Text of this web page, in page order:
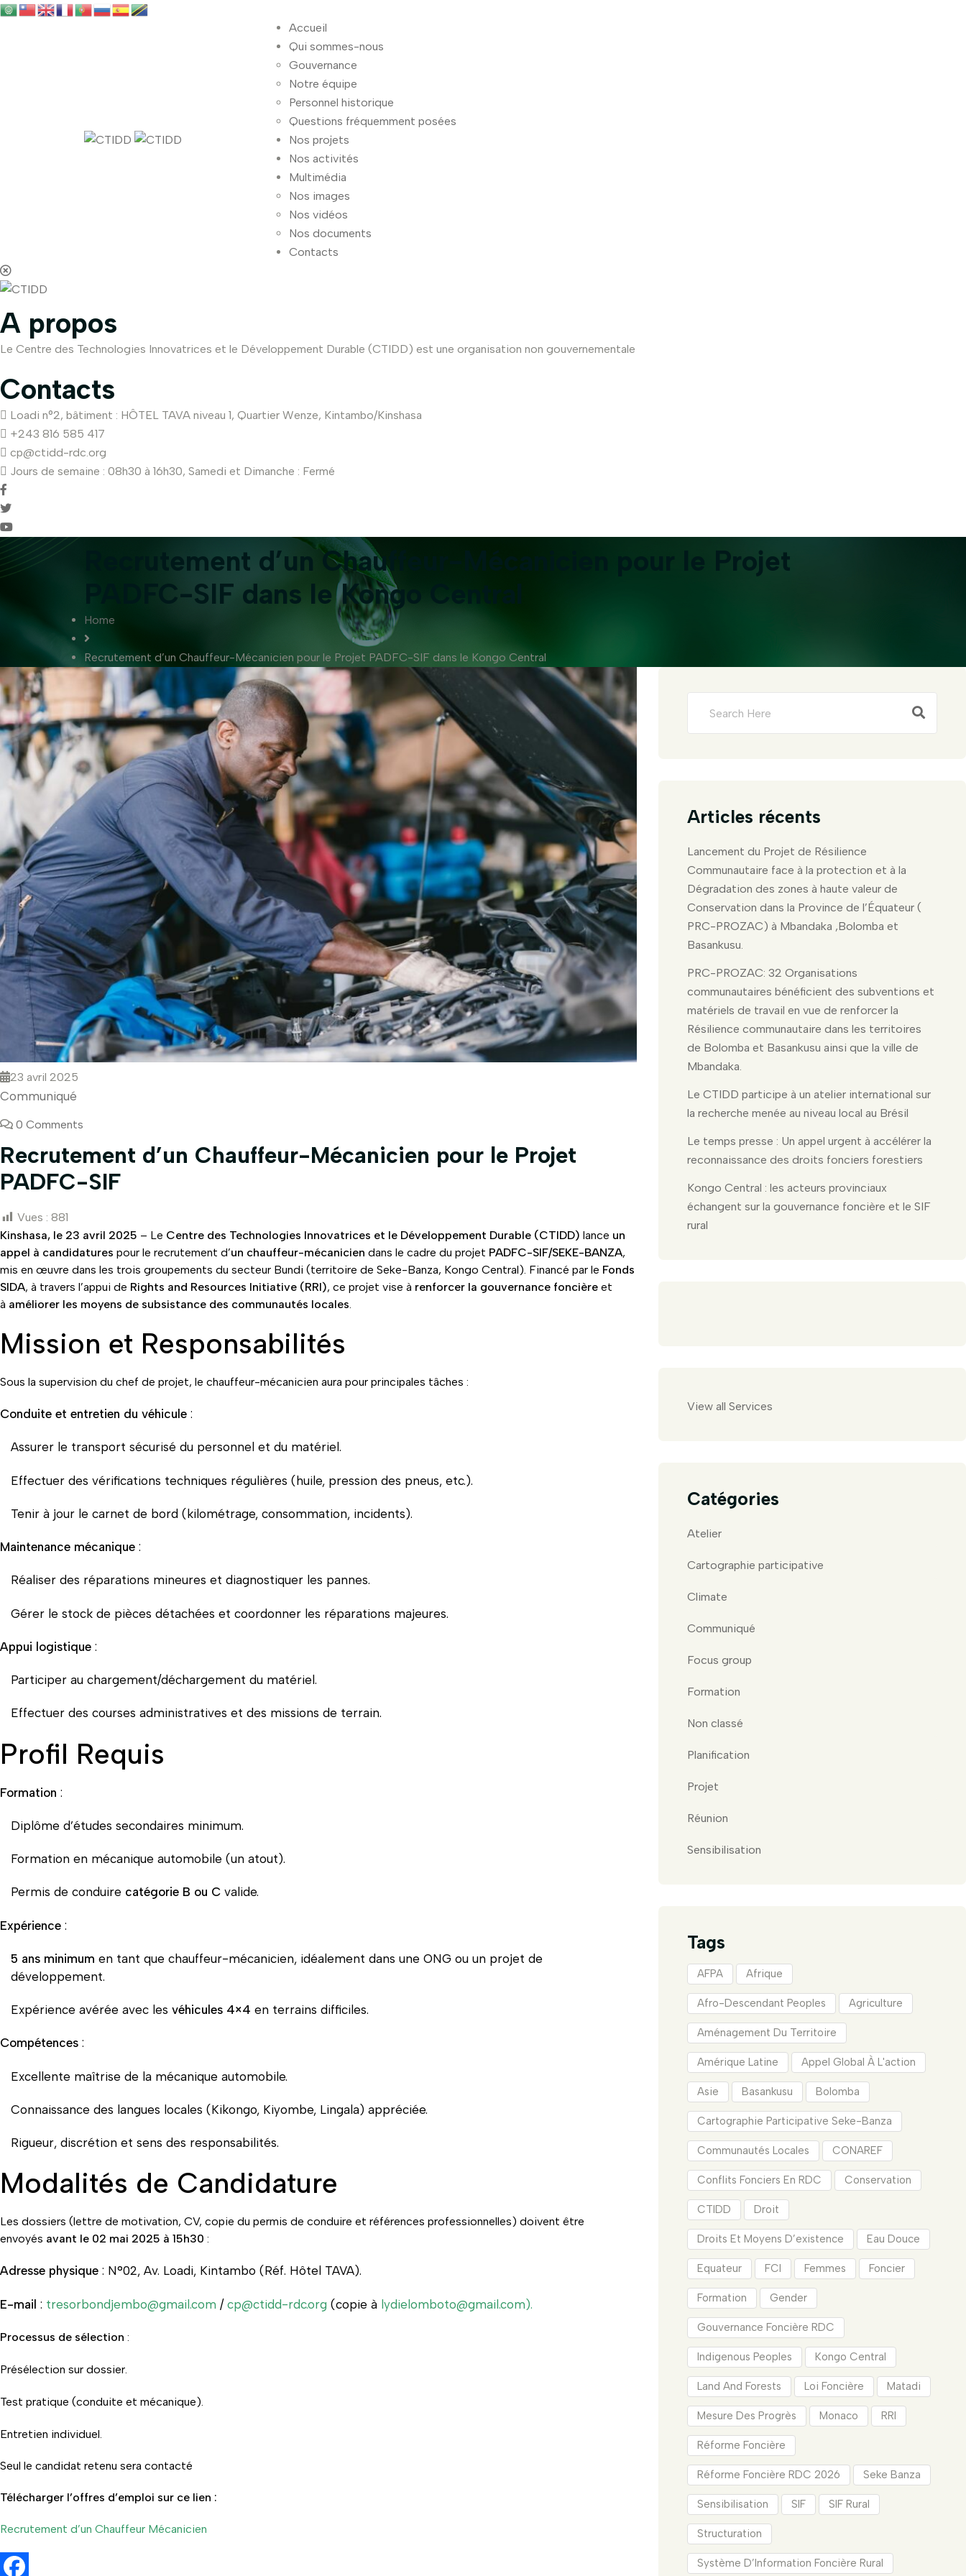
Accueil
Qui sommes-nous
Gouvernance
Notre équipe
Personnel historique
Questions fréquemment posées
Nos projets
Nos activités
Multimédia
Nos images
Nos vidéos
Nos documents
Contacts
A propos
Le Centre des Technologies Innovatrices et le Développement Durable (CTIDD) est une organisation non gouvernementale
Contacts
Loadi n°2, bâtiment : HÔTEL TAVA niveau 1, Quartier Wenze, Kintambo/Kinshasa
+243 816 585 417
cp@ctidd-rdc.org
Jours de semaine : 08h30 à 16h30, Samedi et Dimanche : Fermé
Recrutement d’un Chauffeur-Mécanicien pour le Projet
PADFC-SIF dans le Kongo Central
Home
Recrutement d’un Chauffeur-Mécanicien pour le Projet PADFC-SIF dans le Kongo Central
23 avril 2025
Communiqué
0 Comments
Recrutement d’un Chauffeur-Mécanicien pour le Projet
PADFC-SIF
Vues : 881
Kinshasa, le 23 avril 2025 – Le Centre des Technologies Innovatrices et le Développement Durable (CTIDD) lance un
appel à candidatures pour le recrutement d’un chauffeur-mécanicien dans le cadre du projet PADFC-SIF/SEKE-BANZA,
mis en œuvre dans les trois groupements du secteur Bundi (territoire de Seke-Banza, Kongo Central). Financé par le Fonds
SIDA, à travers l’appui de Rights and Resources Initiative (RRI), ce projet vise à renforcer la gouvernance foncière et
à améliorer les moyens de subsistance des communautés locales.
Mission et Responsabilités
Sous la supervision du chef de projet, le chauffeur-mécanicien aura pour principales tâches :
Conduite et entretien du véhicule :
Assurer le transport sécurisé du personnel et du matériel.
Effectuer des vérifications techniques régulières (huile, pression des pneus, etc.).
Tenir à jour le carnet de bord (kilométrage, consommation, incidents).
Maintenance mécanique :
Réaliser des réparations mineures et diagnostiquer les pannes.
Gérer le stock de pièces détachées et coordonner les réparations majeures.
Appui logistique :
Participer au chargement/déchargement du matériel.
Effectuer des courses administratives et des missions de terrain.
Profil Requis
Formation :
Diplôme d’études secondaires minimum.
Formation en mécanique automobile (un atout).
Permis de conduire catégorie B ou C valide.
Expérience :
5 ans minimum en tant que chauffeur-mécanicien, idéalement dans une ONG ou un projet de
développement.
Expérience avérée avec les véhicules 4×4 en terrains difficiles.
Compétences :
Excellente maîtrise de la mécanique automobile.
Connaissance des langues locales (Kikongo, Kiyombe, Lingala) appréciée.
Rigueur, discrétion et sens des responsabilités.
Modalités de Candidature
Les dossiers (lettre de motivation, CV, copie du permis de conduire et références professionnelles) doivent être
envoyés avant le 02 mai 2025 à 15h30 :
Adresse physique : N°02, Av. Loadi, Kintambo (Réf. Hôtel TAVA).
E-mail : tresorbondjembo@gmail.com / cp@ctidd-rdc.org (copie à lydielomboto@gmail.com).
Processus de sélection :
Présélection sur dossier.
Test pratique (conduite et mécanique).
Entretien individuel.
Seul le candidat retenu sera contacté
Télécharger l’offres d’emploi sur ce lien :
Recrutement d’un Chauffeur Mécanicien
Articles récents
Lancement du Projet de Résilience
Communautaire face à la protection et à la
Dégradation des zones à haute valeur de
Conservation dans la Province de l’Équateur (
PRC-PROZAC) à Mbandaka ,Bolomba et
Basankusu.
PRC-PROZAC: 32 Organisations
communautaires bénéficient des subventions et
matériels de travail en vue de renforcer la
Résilience communautaire dans les territoires
de Bolomba et Basankusu ainsi que la ville de
Mbandaka.
Le CTIDD participe à un atelier international sur
la recherche menée au niveau local au Brésil
Le temps presse : Un appel urgent à accélérer la
reconnaissance des droits fonciers forestiers
Kongo Central : les acteurs provinciaux
échangent sur la gouvernance foncière et le SIF
rural
View all Services
Catégories
Atelier
Cartographie participative
Climate
Communiqué
Focus group
Formation
Non classé
Planification
Projet
Réunion
Sensibilisation
Tags
AFPA Afrique
Afro-Descendant Peoples Agriculture
Aménagement Du Territoire
Amérique Latine Appel Global À L'action
Asie Basankusu Bolomba
Cartographie Participative Seke-Banza
Communautés Locales CONAREF
Conflits Fonciers En RDC Conservation
CTIDD Droit
Droits Et Moyens D’existence Eau Douce
Equateur FCI Femmes Foncier
Formation Gender
Gouvernance Foncière RDC
Indigenous Peoples Kongo Central
Land And Forests Loi Foncière Matadi
Mesure Des Progrès Monaco RRI
Réforme Foncière
Réforme Foncière RDC 2026 Seke Banza
Sensibilisation SIF SIF Rural
Structuration
Système D’Information Foncière Rural